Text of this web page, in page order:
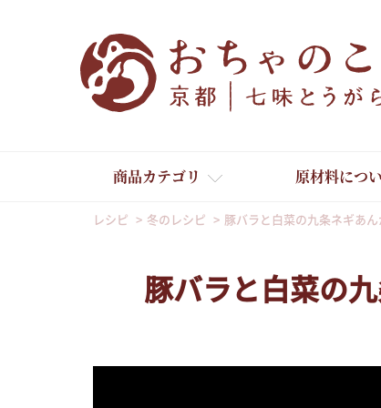
商品カテゴリ
京の一味とうがらし
原材料につ
レシピ 冬のレシピ 豚バラと白菜の九条ネギあ
豚バラと白菜の